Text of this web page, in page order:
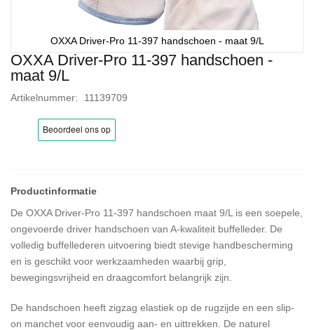
OXXA Driver-Pro 11-397 handschoen -
maat 9/L
Artikelnummer 11139709
De OXXA Driver-Pro 11-397 handschoen maat 9/L is een soepele,
ongevoerde driver handschoen van A-kwaliteit buffelleder. De
volledig buffellederen uitvoering biedt stevige handbescherming
en is geschikt voor werkzaamheden waarbij grip,
bewegingsvrijheid en draagcomfort belangrijk zijn.
De handschoen heeft zigzag elastiek op de rugzijde en een slip-
on manchet voor eenvoudig aan- en uittrekken. De naturel
OXXA Driver-Pro 11-397 handschoen - maat 9/L
Ga
naar
begin
afbeeldingen-